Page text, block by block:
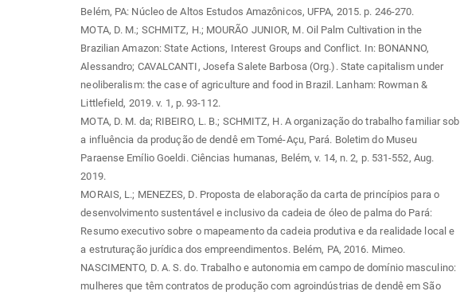
Belém, PA: Núcleo de Altos Estudos Amazônicos, UFPA, 2015. p. 246-270.
MOTA, D. M.; SCHMITZ, H.; MOURÃO JUNIOR, M. Oil Palm Cultivation in the
Brazilian Amazon: State Actions, Interest Groups and Conflict. In: BONANNO,
Alessandro; CAVALCANTI, Josefa Salete Barbosa (Org.). State capitalism under
neoliberalism: the case of agriculture and food in Brazil. Lanham: Rowman &
Littlefield, 2019. v. 1, p. 93-112.
MOTA, D. M. da; RIBEIRO, L. B.; SCHMITZ, H. A organização do trabalho familiar sob
a influência da produção de dendê em Tomé-Açu, Pará. Boletim do Museu
Paraense Emílio Goeldi. Ciências humanas, Belém, v. 14, n. 2, p. 531-552, Aug.
2019.
MORAIS, L.; MENEZES, D. Proposta de elaboração da carta de princípios para o
desenvolvimento sustentável e inclusivo da cadeia de óleo de palma do Pará:
Resumo executivo sobre o mapeamento da cadeia produtiva e da realidade local e
a estruturação jurídica dos empreendimentos. Belém, PA, 2016. Mimeo.
NASCIMENTO, D. A. S. do. Trabalho e autonomia em campo de domínio masculino:
mulheres que têm contratos de produção com agroindústrias de dendê em São